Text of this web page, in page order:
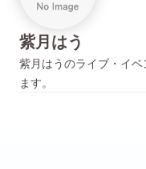
紫月はう
紫月はうのライブ・イ
ます。